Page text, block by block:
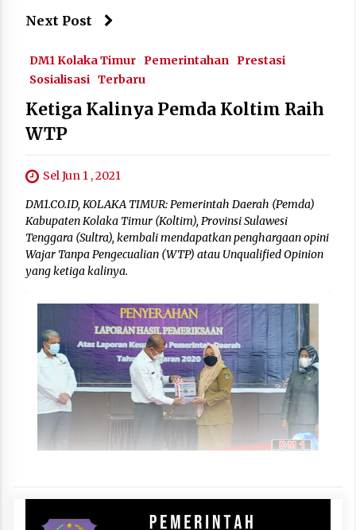
Next Post
DM1 Kolaka Timur Pemerintahan Prestasi
Sosialisasi Terbaru
Ketiga Kalinya Pemda Koltim Raih
WTP
Sel Jun 1 , 2021
DM1.CO.ID, KOLAKA TIMUR: Pemerintah Daerah (Pemda)
Kabupaten Kolaka Timur (Koltim), Provinsi Sulawesi
Tenggara (Sultra), kembali mendapatkan penghargaan opini
Wajar Tanpa Pengecualian (WTP) atau Unqualified Opinion
yang ketiga kalinya.